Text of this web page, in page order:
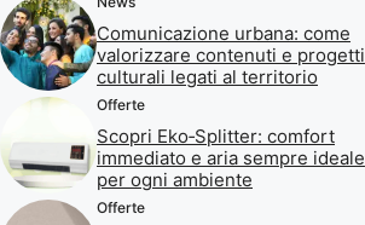
Comunicazione urbana: come
valorizzare contenuti e progetti
culturali legati al territorio
Offerte
Scopri Eko‑Splitter: comfort
immediato e aria sempre ideale
per ogni ambiente
Offerte